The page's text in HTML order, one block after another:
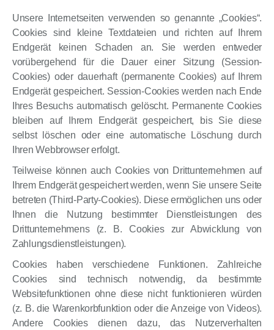
Unsere Internetseiten verwenden so genannte „Cookies“.
Cookies sind kleine Textdateien und richten auf Ihrem
Endgerät keinen Schaden an. Sie werden entweder
vorübergehend für die Dauer einer Sitzung (Session-
Cookies) oder dauerhaft (permanente Cookies) auf Ihrem
Endgerät gespeichert. Session-Cookies werden nach Ende
Ihres Besuchs automatisch gelöscht. Permanente Cookies
bleiben auf Ihrem Endgerät gespeichert, bis Sie diese
selbst löschen oder eine automatische Löschung durch
Ihren Webbrowser erfolgt.
Teilweise können auch Cookies von Drittunternehmen auf
Ihrem Endgerät gespeichert werden, wenn Sie unsere Seite
betreten (Third-Party-Cookies). Diese ermöglichen uns oder
Ihnen die Nutzung bestimmter Dienstleistungen des
Drittunternehmens (z. B. Cookies zur Abwicklung von
Zahlungsdienstleistungen).
Cookies haben verschiedene Funktionen. Zahlreiche
Cookies sind technisch notwendig, da bestimmte
Websitefunktionen ohne diese nicht funktionieren würden
(z. B. die Warenkorbfunktion oder die Anzeige von Videos).
Andere Cookies dienen dazu, das Nutzerverhalten